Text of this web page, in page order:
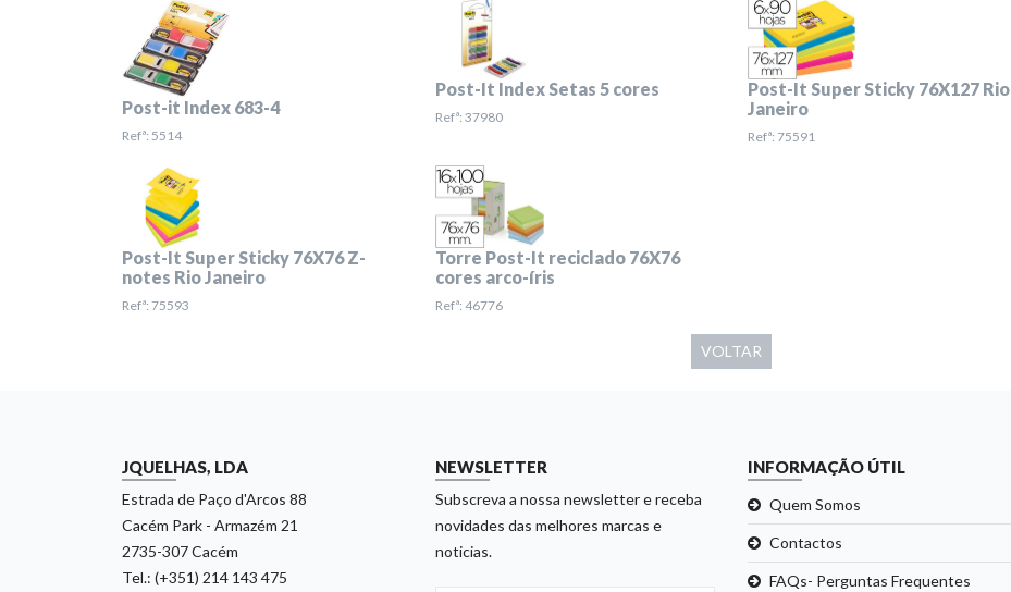
Post-it Index 683-4
Refª: 5514
Post-It Index Setas 5 cores
Refª: 37980
Post-It Super Sticky 76X127 Rio
Janeiro
Refª: 75591
Post-It Super Sticky 76X76 Z-
notes Rio Janeiro
Refª: 75593
Torre Post-It reciclado 76X76
cores arco-íris
Refª: 46776
VOLTAR
JQUELHAS, LDA
Estrada de Paço d'Arcos 88
Cacém Park - Armazém 21
2735-307 Cacém
Tel.: (+351) 214 143 475
NEWSLETTER
Subscreva a nossa newsletter e receba
novidades das melhores marcas e
noticias.
INFORMAÇÃO ÚTIL
Quem Somos
Contactos
FAQs- Perguntas Frequentes